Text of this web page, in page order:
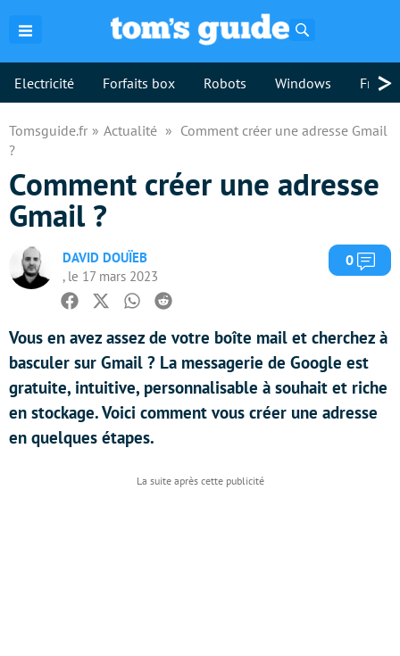
Electricité Forfaits box Robots Windows >
Tomsguide.fr Actualité
Comment créer une adresse Gmail
?
Comment créer une adresse
Gmail ?
DAVID DOUÏEB
, le 17 mars 2023
0
Facebook
TwitterWhatsapp
Reddit
Vous en avez assez de votre boîte mail et cherchez à
basculer sur Gmail ? La messagerie de Google est
gratuite, intuitive, personnalisable à souhait et riche
en stockage. Voici comment vous créer une adresse
en quelques étapes.